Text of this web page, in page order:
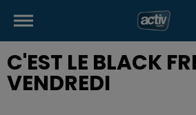
C'EST LE BLACK
VENDREDI